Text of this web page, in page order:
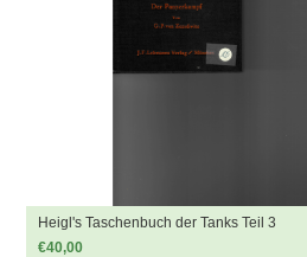
Heigl's Taschenbuch der Tanks Teil 3
€40,00